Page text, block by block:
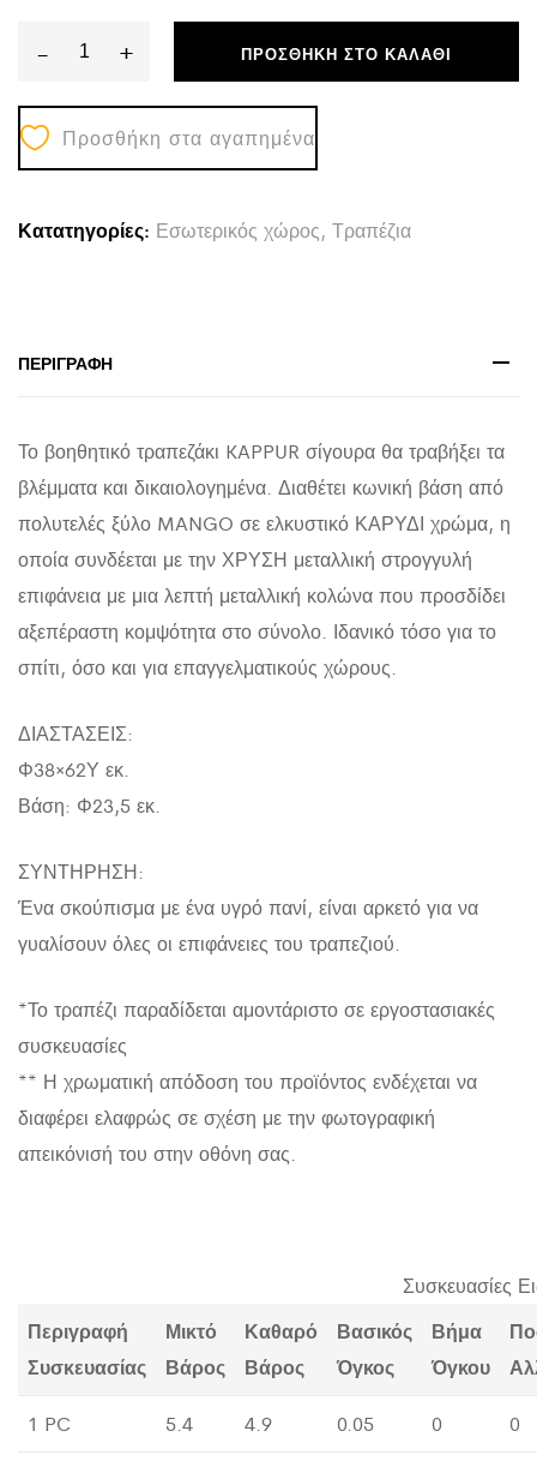
-
ΒΟΗΘΗΤΙΚΟ
ΤΡΑΠΕΖΑΚΙ
KAPPUR
HM9726
MANGO
ΜΕΤΑΛΛΟ
quantity
+ ΠΡΟΣΘΉΚΗ ΣΤΟ ΚΑΛΆΘΙ
Προσθήκη στα αγαπημένα
Κατατηγορίες: Εσωτερικός χώρος, Τραπέζια
ΠΕΡΙΓΡΑΦΉ
Το βοηθητικό τραπεζάκι KAPPUR σίγουρα θα τραβήξει τα
βλέμματα και δικαιολογημένα. Διαθέτει κωνική βάση από
πολυτελές ξύλο MANGO σε ελκυστικό ΚΑΡΥΔΙ χρώμα, η
οποία συνδέεται με την ΧΡΥΣΗ μεταλλική στρογγυλή
επιφάνεια με μια λεπτή μεταλλική κολώνα που προσδίδει
αξεπέραστη κομψότητα στο σύνολο. Ιδανικό τόσο για το
σπίτι, όσο και για επαγγελματικούς χώρους.
ΔΙΑΣΤΑΣΕΙΣ:
Φ38×62Υ εκ.
Βάση: Φ23,5 εκ.
ΣΥΝΤΗΡΗΣΗ:
Ένα σκούπισμα με ένα υγρό πανί, είναι αρκετό για να
γυαλίσουν όλες οι επιφάνειες του τραπεζιού.
*Το τραπέζι παραδίδεται αμοντάριστο σε εργοστασιακές
συσκευασίες
** Η χρωματική απόδοση του προϊόντος ενδέχεται να
διαφέρει ελαφρώς σε σχέση με την φωτογραφική
απεικόνισή του στην οθόνη σας.
Συσκευασίες
Περιγραφή
Συσκευασίας
Μικτό
Βάρος
Καθαρό
Βάρος
Βασικός
Όγκος
Βήμα
Όγκου
1 PC 5.4 4.9 0.05 0 0